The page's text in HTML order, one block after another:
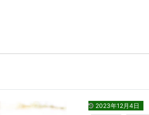
2023年12月4日